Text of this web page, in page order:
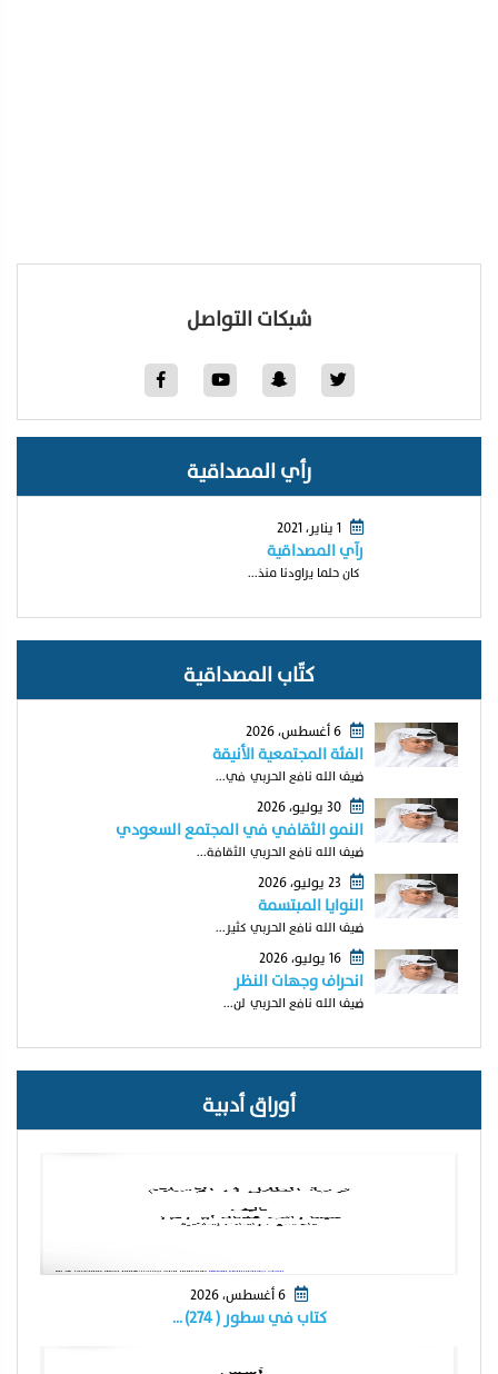
شبكات التواصل
رأي المصداقية
1 يناير، 2021
رآي المصداقية
كان حلما يراودنا منذ...
كتّاب المصداقية
6 أغسطس، 2026
الفئة المجتمعية الأنيقة
ضيف الله نافع الحربي في...
30 يوليو، 2026
النمو الثقافي في المجتمع السعودي
ضيف الله نافع الحربي الثقافة...
النوايا المبتسمة
ضيف الله نافع الحربي كثير...
16 يوليو، 2026
انحراف وجهات النظر
ضيف الله نافع الحربي لن...
أوراق أدبية
كتاب في سطور ( ٢٧٤) …